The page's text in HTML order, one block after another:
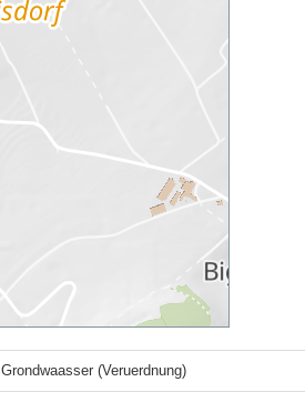
Grondwaasser (Veruerdnung)